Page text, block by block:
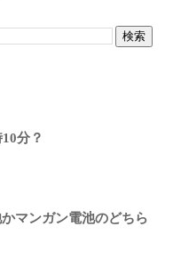
分？
マンガン電池のどちら